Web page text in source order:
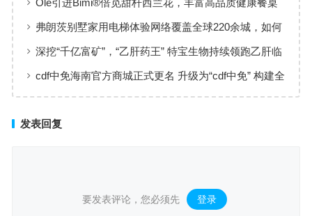
新选择
弗朗茨别墅家用电梯体验网络覆盖全球220余城，如何
实现高效服务响应
深挖“千亿富矿”，“乙肝药王” 特宝生物持续领跑乙肝临
床治愈
cdf中免海南官方商城正式更名 升级为“cdf中免” 构建全
发表回复
要发表评论，您必须先 登录 。